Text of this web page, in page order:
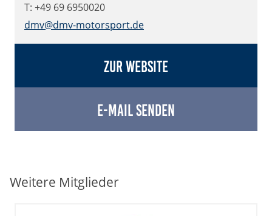
T: +49 69 6950020
dmv@dmv-motorsport.de
Zur Website
E-Mail senden
Weitere Mitglieder